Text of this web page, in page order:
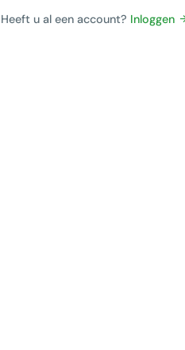
Heeft u al een account? Inloggen